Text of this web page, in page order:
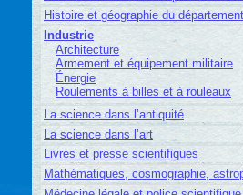
Histoire et géographie du
Industrie
Architecture
Armement et équipement militaire
Énergie
Roulements à billes et à rouleaux
La science dans l’antiquité
La science dans l’art
Livres et presse scientifiques
Mathématiques, cosmographie,